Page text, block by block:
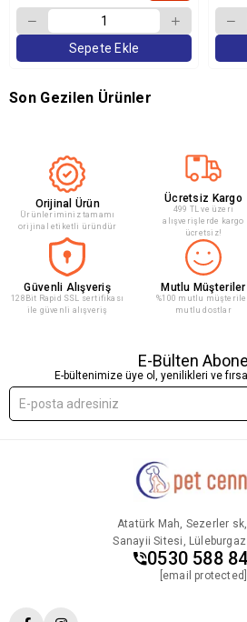
Sepete Ekle
Son Gezilen Ürünler
Orijinal Ürün
Ürünleriminiz tamamı
orijinal etiketli üründür
Ücretsiz Kargo
499 TL ve üzeri
alışverişlerde kargo
ücretsiz!
Güvenli Alışveriş
128Bit Rapid SSL sertifikası
ile güvenli alışveriş
Mutlu Müşteriler
%100 mutlu
mutlu dostlar
E-Bülten
E-bültenimize üye ol, yenilikleri ve
Atatürk Mah, Sezerler
Sanayii Sitesi, Lüleburgaz
0530 588
[email protected]